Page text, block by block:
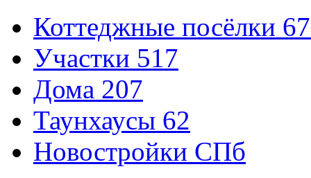
Коттеджные посёлки
Участки 517
Дома 207
Таунхаусы 62
Новостройки СПб